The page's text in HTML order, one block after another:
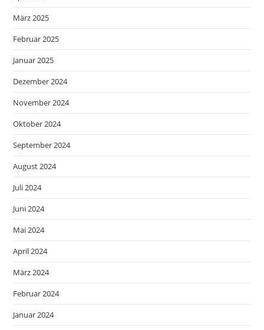
März 2025
Februar 2025
Januar 2025
Dezember 2024
November 2024
Oktober 2024
September 2024
August 2024
Juli 2024
Juni 2024
Mai 2024
April 2024
März 2024
Februar 2024
Januar 2024